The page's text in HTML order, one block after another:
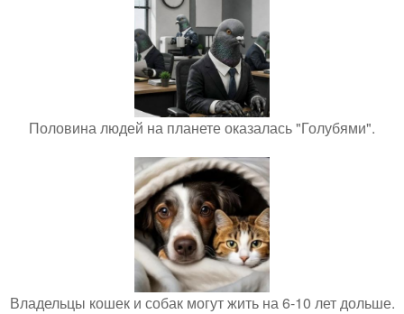
Половина людей на планете оказалась "Голубями".
Владельцы кошек и собак могут жить на 6-10 лет дольше.